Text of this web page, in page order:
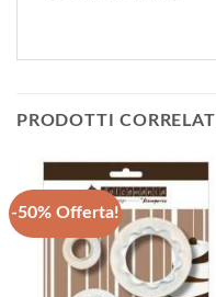
PRODOTTI CORRELATI
-50% Offerta!